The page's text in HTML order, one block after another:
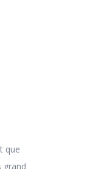
que
grand